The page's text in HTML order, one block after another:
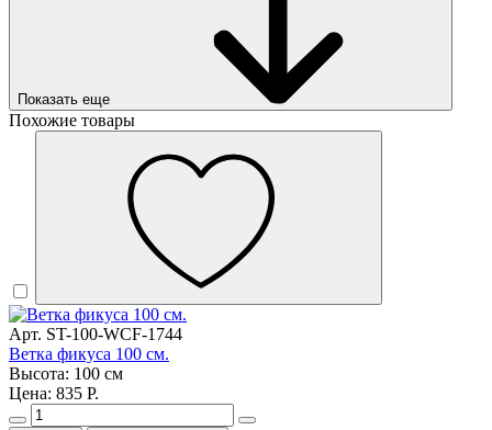
Показать еще
Похожие товары
Арт. ST-100-WCF-1744
Ветка фикуса 100 см.
Высота: 100 см
Цена: 835 Р.